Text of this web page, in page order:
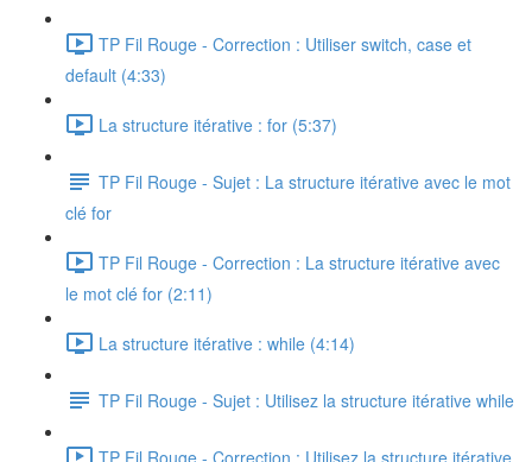
TP Fil Rouge - Correction : Utiliser switch, case et
default (4:33)
La structure itérative : for (5:37)
TP Fil Rouge - Sujet : La structure itérative avec le mot
clé for
TP Fil Rouge - Correction : La structure itérative avec
le mot clé for (2:11)
La structure itérative : while (4:14)
TP Fil Rouge - Sujet : Utilisez la structure itérative while
TP Fil Rouge - Correction : Utilisez la structure itérative